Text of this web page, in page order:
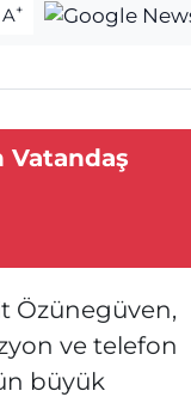
A+
Vatandaş
Özünegüven,
ve telefon
büyük